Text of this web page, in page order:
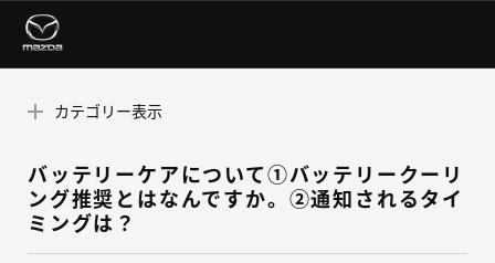
カテゴリー表示
バッテリーケアについて①バッテリークーリ
ング推奨とはなんですか。②通知されるタイ
ミングは？